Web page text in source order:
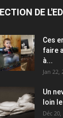
DE
Ces
faire
à...
Jan 22,
Un
loin
Déc